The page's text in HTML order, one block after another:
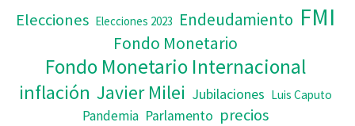
Elecciones Elecciones 2023 Endeudamiento FMI
Fondo Monetario
Fondo Monetario Internacional
inflación Javier Milei Jubilaciones Luis Caputo
Pandemia Parlamento precios